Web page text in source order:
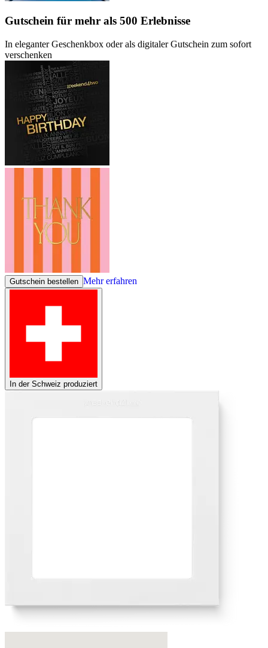
Gutschein für mehr als 500 Erlebnisse
In eleganter Geschenkbox oder als digitaler Gutschein zum sofort
verschenken
Gutschein bestellen Mehr erfahren
In der Schweiz produziert